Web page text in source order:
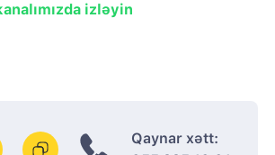
izləyin
Qaynar xətt: